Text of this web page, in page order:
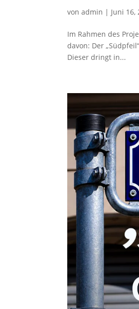
vonadmin | Juni 16,
Im Rahmen des
davon: Der
Dieser dringt in...